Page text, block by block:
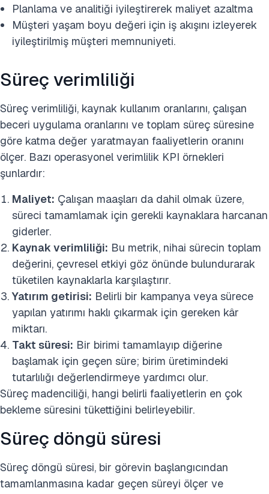
Planlama ve analitiği iyileştirerek maliyet azaltma
Müşteri yaşam boyu değeri için iş akışını izleyerek
iyileştirilmiş müşteri memnuniyeti.
Süreç verimliliği
Süreç verimliliği, kaynak kullanım oranlarını, çalışan
beceri uygulama oranlarını ve toplam süreç süresine
göre katma değer yaratmayan faaliyetlerin oranını
ölçer. Bazı operasyonel verimlilik KPI örnekleri
şunlardır:
Maliyet: Çalışan maaşları da dahil olmak üzere,
süreci tamamlamak için gerekli kaynaklara harcanan
giderler.
Kaynak verimliliği: Bu metrik, nihai sürecin toplam
değerini, çevresel etkiyi göz önünde bulundurarak
tüketilen kaynaklarla karşılaştırır.
Yatırım getirisi: Belirli bir kampanya veya sürece
yapılan yatırımı haklı çıkarmak için gereken kâr
miktarı.
Takt süresi: Bir birimi tamamlayıp diğerine
başlamak için geçen süre; birim üretimindeki
tutarlılığı değerlendirmeye yardımcı olur.
Süreç madenciliği, hangi belirli faaliyetlerin en çok
bekleme süresini tükettiğini belirleyebilir.
Süreç döngü süresi
Süreç döngü süresi, bir görevin başlangıcından
tamamlanmasına kadar geçen süreyi ölçer ve